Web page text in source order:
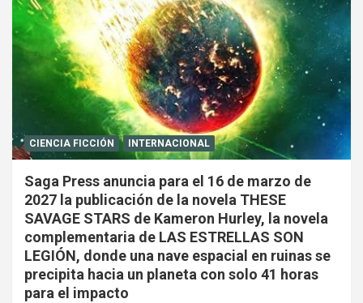
CIENCIA FICCIÓN INTERNACIONAL
Saga Press anuncia para el 16 de marzo de
2027 la publicación de la novela THESE
SAVAGE STARS de Kameron Hurley, la novela
complementaria de LAS ESTRELLAS SON
LEGIÓN, donde una nave espacial en ruinas se
precipita hacia un planeta con solo 41 horas
para el impacto